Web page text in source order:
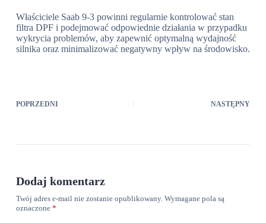
Właściciele Saab 9-3 powinni regularnie kontrolować stan
filtra DPF i podejmować odpowiednie działania w przypadku
wykrycia problemów, aby zapewnić optymalną wydajność
silnika oraz minimalizować negatywny wpływ na środowisko.
POPRZEDNI NASTĘPNY
Dodaj komentarz
Twój adres e-mail nie zostanie opublikowany. Wymagane pola są
oznaczone *